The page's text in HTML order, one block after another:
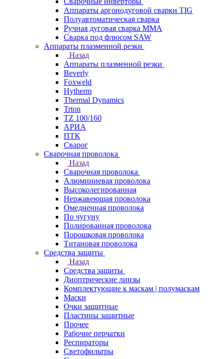
Аппараты аргонодуговой сварки TIG
Полуавтоматическая сварка
Ручная дуговая сварка MMA
Сварка под флюсом SAW
Аппараты плазменной резки
Назад
Аппараты плазменной резки
Beverly
Foxweld
Hytherm
Thermal Dynamics
Trton
TZ 100/160
АРИА
ПТК
Сварог
Сварочная проволока
Назад
Сварочная проволока
Алюминиевая проволока
Высоколегированная
Нержавеющая проволока
Омедненная проволока
По чугуну
Полированная проволока
Порошковая проволока
Титановая проволока
Средства защиты
Назад
Средства защиты
Диоптрические линзы
Комплектующие к маскам | полумаскам
Маски
Очки защитные
Пластины защитные
Прочее
Рабочие перчатки
Респираторы
Светофильтры